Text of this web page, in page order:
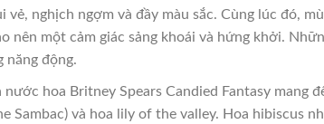
nghịch ngợm và đầy màu sắc. Cùng lúc đó,
nên một cảm giác sảng khoái và hứng khởi.
năng động.
hoa Britney Spears Candied Fantasy mang
Sambac) và hoa lily of the valley. Hoa hibiscus